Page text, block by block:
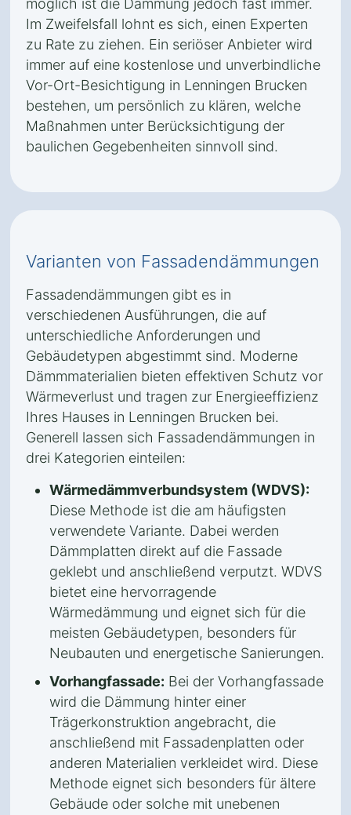
möglich ist die Dämmung jedoch fast immer.
Im Zweifelsfall lohnt es sich, einen Experten
zu Rate zu ziehen. Ein seriöser Anbieter wird
immer auf eine kostenlose und unverbindliche
Vor-Ort-Besichtigung in Lenningen Brucken
bestehen, um persönlich zu klären, welche
Maßnahmen unter Berücksichtigung der
baulichen Gegebenheiten sinnvoll sind.
Varianten von Fassadendämmungen
Fassadendämmungen gibt es in
verschiedenen Ausführungen, die auf
unterschiedliche Anforderungen und
Gebäudetypen abgestimmt sind. Moderne
Dämmmaterialien bieten effektiven Schutz vor
Wärmeverlust und tragen zur Energieeffizienz
Ihres Hauses in Lenningen Brucken bei.
Generell lassen sich Fassadendämmungen in
drei Kategorien einteilen:
Wärmedämmverbundsystem (WDVS):
Diese Methode ist die am häufigsten
verwendete Variante. Dabei werden
Dämmplatten direkt auf die Fassade
geklebt und anschließend verputzt. WDVS
bietet eine hervorragende
Wärmedämmung und eignet sich für die
meisten Gebäudetypen, besonders für
Neubauten und energetische Sanierungen.
Vorhangfassade: Bei der Vorhangfassade
wird die Dämmung hinter einer
Trägerkonstruktion angebracht, die
anschließend mit Fassadenplatten oder
anderen Materialien verkleidet wird. Diese
Methode eignet sich besonders für ältere
Gebäude oder solche mit unebenen